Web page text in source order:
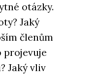
otázky.
Jaký
členům
projevuje
Jaký vliv